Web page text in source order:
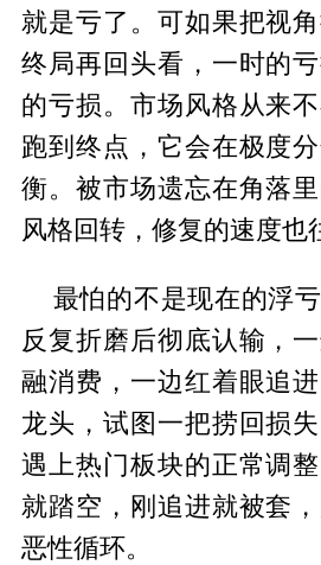
就是亏了。可如果把视
终局再回头看，一时的
的亏损。市场风格从来
跑到终点，它会在极度
衡。被市场遗忘在角落
风格回转，修复的速度也
最怕的不是现在的浮
反复折磨后彻底认输，
融消费，一边红着眼追
龙头，试图一把捞回损
遇上热门板块的正常调
就踏空，刚追进就被套
恶性循环。